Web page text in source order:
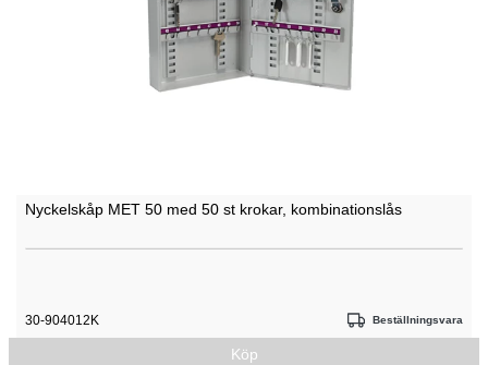
Nyckelskåp MET 50 med 50 st krokar, kombinationslås
30-904012K Beställningsvara
Köp